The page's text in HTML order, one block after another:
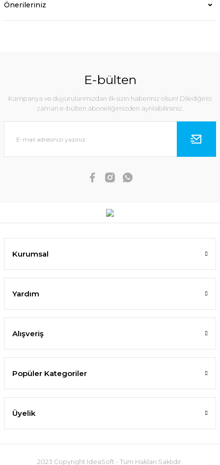
Önerileriniz
E-bülten
Kampanya ve duyurularımızdan ilk sizin haberiniz olsun! Dilediğiniz
zaman e-bülten aboneliğimizden ayrılabilirsiniz.
Kurumsal
Yardım
Alışveriş
Popüler Kategoriler
Üyelik
2023 Copyright IdeaSoft - Tüm Hakları Saklıdır.